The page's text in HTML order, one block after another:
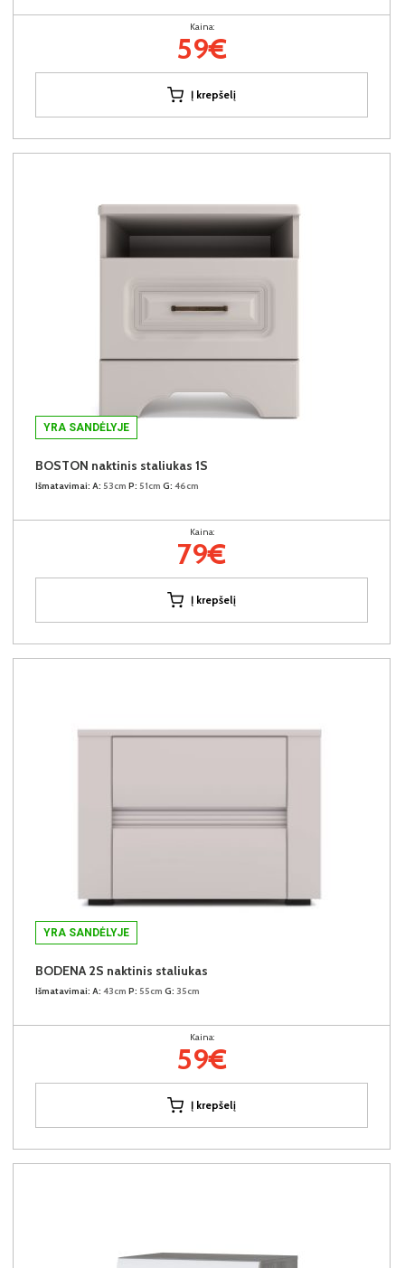
Kaina:
59€
Į krepšelį
YRA SANDĖLYJE
BOSTON naktinis staliukas 1S
Išmatavimai: A: 53cm P: 51cm G: 46cm
Kaina:
79€
Į krepšelį
YRA SANDĖLYJE
BODENA 2S naktinis staliukas
Išmatavimai: A: 43cm P: 55cm G: 35cm
Kaina:
59€
Į krepšelį